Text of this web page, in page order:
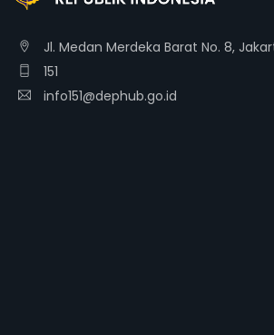
Jl. Medan Merdeka Barat No. 8,
151
info151@dephub.go.id